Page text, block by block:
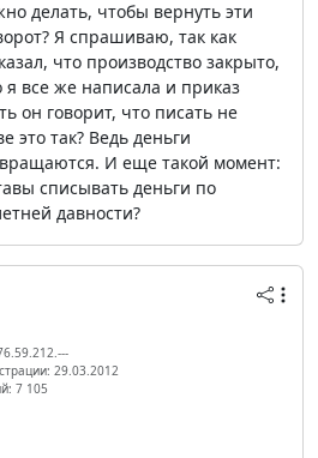
делать, чтобы вернуть эти
Я спрашиваю, так как
что производство закрыто,
я все же написала и приказ
он говорит, что писать не
это так? Ведь деньги
И еще такой момент:
списывать деньги по
давности?
29.03.2012
7 105